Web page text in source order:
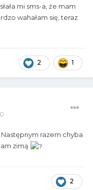
mi sms-a, że mam
wahałam się, teraz
2 1
Następnym razem chyba
zimą
2